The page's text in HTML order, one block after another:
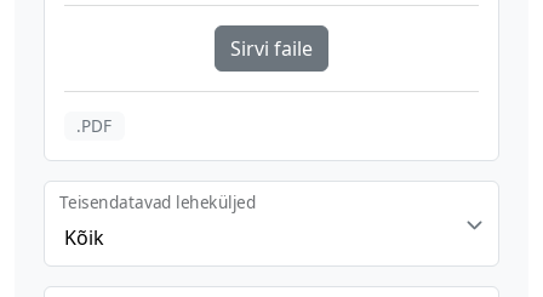
Sirvi faile
.PDF
Kõik
Teisendatavad leheküljed